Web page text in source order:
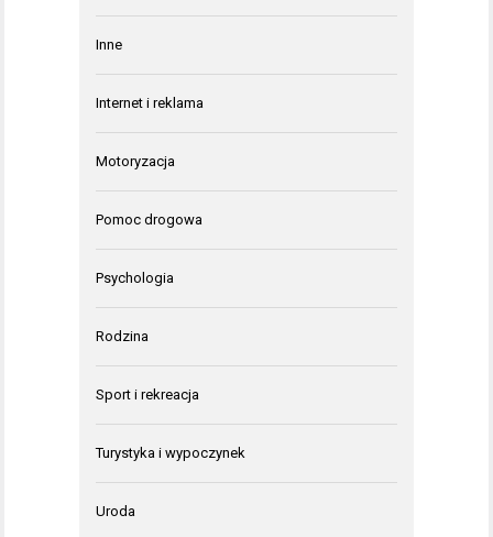
Inne
Internet i reklama
Motoryzacja
Pomoc drogowa
Psychologia
Rodzina
Sport i rekreacja
Turystyka i wypoczynek
Uroda